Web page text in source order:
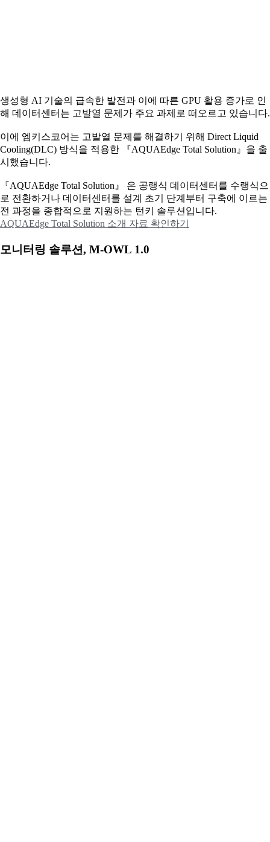
생성형 AI 기술의 급속한 발전과 이에 따른 GPU 활용 증가로 인
해 데이터센터는 고발열 문제가 주요 과제로 떠오르고 있습니다.
이에 엠키스코어는 고발열 문제를 해결하기 위해 Direct Liquid
Cooling(DLC) 방식을 적용한 『AQUAEdge Total Solution』을 출
시했습니다.
『AQUAEdge Total Solution』 은 공랭식 데이터센터를 수랭식으
로 전환하거나 데이터센터를 설계 초기 단계부터 구축에 이르는
전 과정을 종합적으로 지원하는 턴키 솔루션입니다.
AQUAEdge Total Solution 소개 자료 확인하기
모니터링 솔루션, M-OWL 1.0